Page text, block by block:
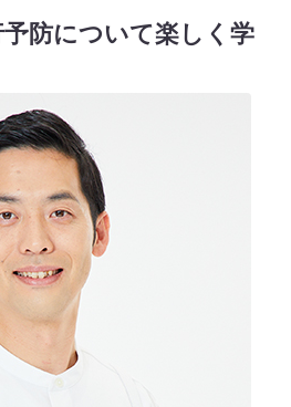
防について楽しく学